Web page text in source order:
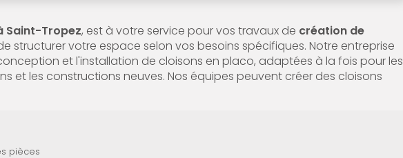
Saint-Tropez, est à votre service pour vos travaux de création de
structurer votre espace selon vos besoins spécifiques. Notre entreprise
et l'installation de cloisons en placo, adaptées à la fois pour les
et les constructions neuves. Nos équipes peuvent créer des cloisons
pièces